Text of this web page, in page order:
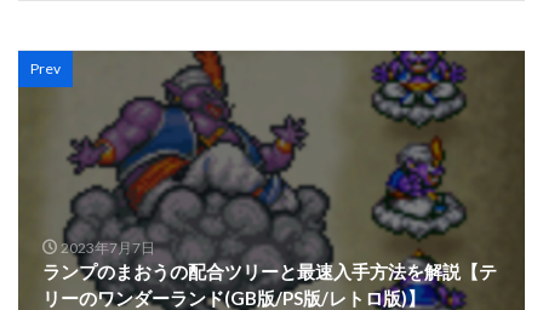
Prev
2023年7月7日
ランプのまおうの配合ツリーと最速入手方法を解説【テ
リーのワンダーランド(GB版/PS版/レトロ版)】